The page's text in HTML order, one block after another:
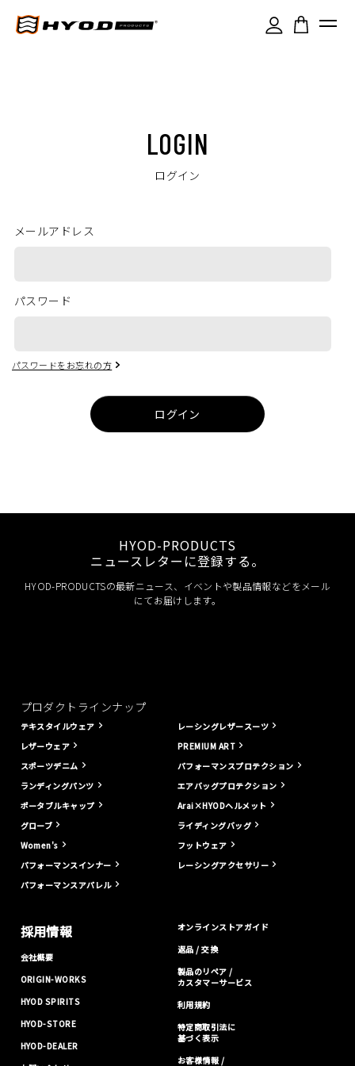
LOGIN
ログイン
メールアドレス
パスワード
パスワードをお忘れの方
ログイン
HYOD-PRODUCTS
ニュースレターに登録する。
HYOD-PRODUCTSの最新ニュース、イベントや製品情報などをメール
にてお届けします。
プロダクトラインナップ
テキスタイルウェア
レザーウェア
スポーツデニム
ランディングパンツ
ポータブルキャップ
グローブ
Women's
パフォーマンスインナー
パフォーマンスアパレル
レーシングレザースーツ
PREMIUM ART
パフォーマンスプロテクション
エアバッグプロテクション
Arai×HYODヘルメット
ライディングバッグ
フットウェア
レーシングアクセサリー
採用情報
会社概要
ORIGIN-WORKS
HYOD SPIRITS
HYOD-STORE
HYOD-DEALER
オンラインストアガイド
返品 / 交換
製品のリペア /
カスタマーサービス
利用規約
特定商取引法に
基づく表示
お客様情報 /